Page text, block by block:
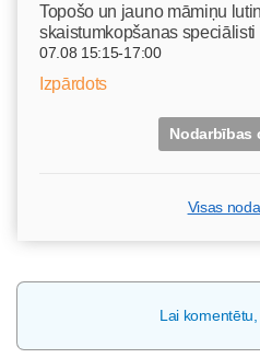
Topošo un jauno māmiņu
skaistumkopšanas speciālisti
07.08 15:15-17:00
Izpārdots
Nodarbības
Visas
Lai